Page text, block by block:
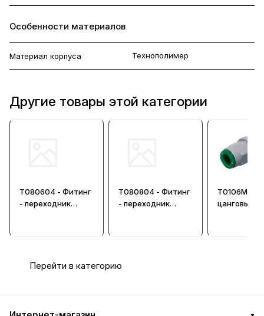
Особенности материалов
Материал корпуса Технополимер
Другие товары этой категории
T080604 - Фитинг
- переходник
T080804 - Фитинг
- переходник
T0106M10
цанговый
Перейти в категорию